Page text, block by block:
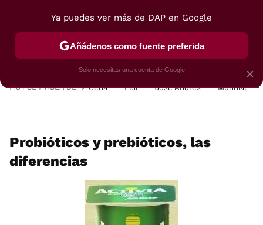
POSTRES VIAJES SELECCIÓN VEGUI
HOY SE HABLA DE Cena Lidl José Andrés Mundial
Probióticos y prebióticos, las
diferencias
×
Ya puedes ver más de DAP en Google
Añádenos como fuente preferida
Solo necesitas una cuenta de Google